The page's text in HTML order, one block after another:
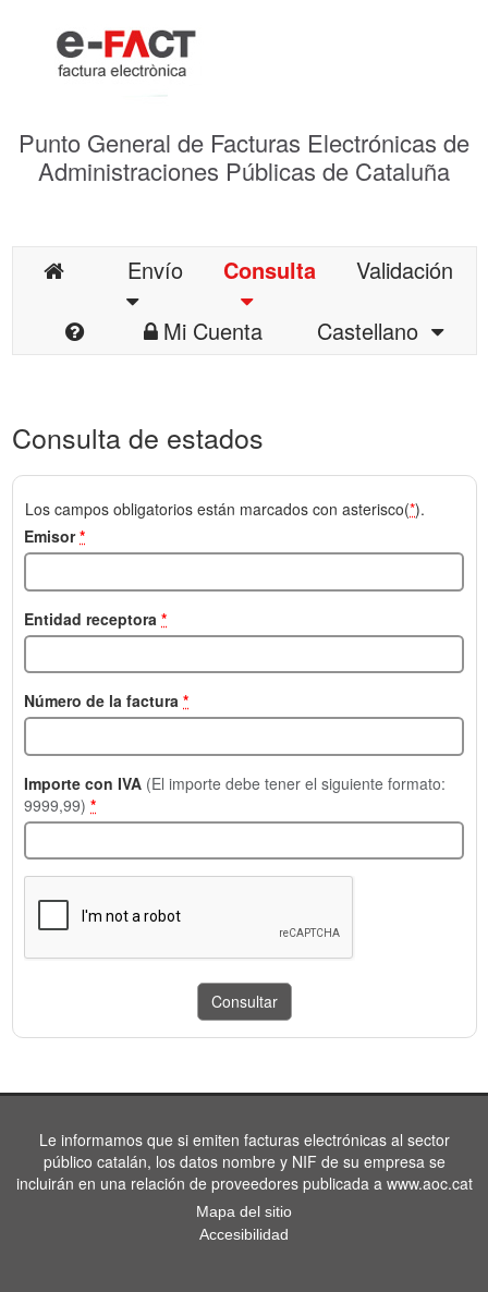
Punto General de Facturas Electrónicas de
Administraciones Públicas de Cataluña
Envío Consulta
Validación
Mi Cuenta
Castellano
Consulta de estados
Los campos obligatorios están marcados con asterisco(*).
Emisor*
Entidad receptora *
Número de la factura *
Importe con IVA (El importe debe tener el siguiente formato:
9999,99) *
Le informamos que si emiten facturas electrónicas al sector
público catalán, los datos nombre y NIF de su empresa se
incluirán en una relación de proveedores publicada a www.aoc.cat
Mapa del sitio
Accesibilidad